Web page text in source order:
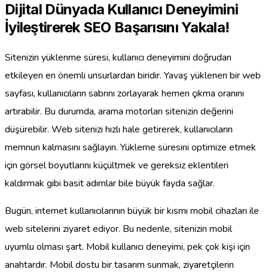
Dijital Dünyada Kullanıcı Deneyimini
İyileştirerek SEO Başarısını Yakala!
Sitenizin yüklenme süresi, kullanıcı deneyimini doğrudan
etkileyen en önemli unsurlardan biridir. Yavaş yüklenen bir web
sayfası, kullanıcıların sabrını zorlayarak hemen çıkma oranını
artırabilir. Bu durumda, arama motorları sitenizin değerini
düşürebilir. Web sitenizi hızlı hale getirerek, kullanıcıların
memnun kalmasını sağlayın. Yükleme süresini optimize etmek
için görsel boyutlarını küçültmek ve gereksiz eklentileri
kaldırmak gibi basit adımlar bile büyük fayda sağlar.
Bugün, internet kullanıcılarının büyük bir kısmı mobil cihazları ile
web sitelerini ziyaret ediyor. Bu nedenle, sitenizin mobil
uyumlu olması şart. Mobil kullanıcı deneyimi, pek çok kişi için
anahtardır. Mobil dostu bir tasarım sunmak, ziyaretçilerin